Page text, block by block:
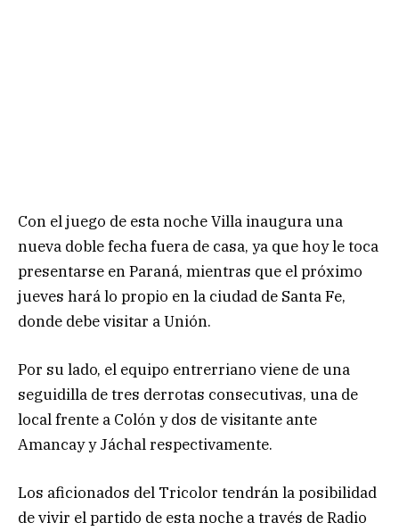
Con el juego de esta noche Villa inaugura una
nueva doble fecha fuera de casa, ya que hoy le toca
presentarse en Paraná, mientras que el próximo
jueves hará lo propio en la ciudad de Santa Fe,
donde debe visitar a Unión.
Por su lado, el equipo entrerriano viene de una
seguidilla de tres derrotas consecutivas, una de
local frente a Colón y dos de visitante ante
Amancay y Jáchal respectivamente.
Los aficionados del Tricolor tendrán la posibilidad
de vivir el partido de esta noche a través de Radio